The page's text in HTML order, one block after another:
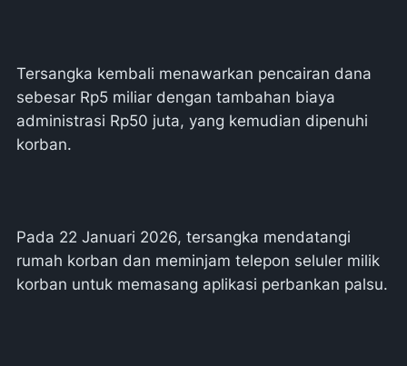
Tersangka kembali menawarkan pencairan dana
sebesar Rp5 miliar dengan tambahan biaya
administrasi Rp50 juta, yang kemudian dipenuhi
korban.
Pada 22 Januari 2026, tersangka mendatangi
rumah korban dan meminjam telepon seluler milik
korban untuk memasang aplikasi perbankan palsu.